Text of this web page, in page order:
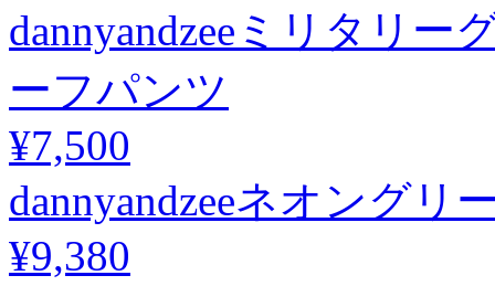
dannyandzeeミリタリ
ーフパンツ
¥7,500
dannyandzeeネオングリ
¥9,380